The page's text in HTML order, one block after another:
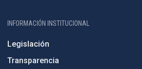
INFORMACIÓN INSTITUCIONAL
Legislación
Transparencia